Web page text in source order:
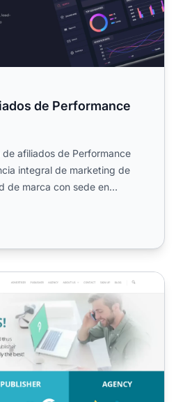
de Performance
afiliados de Performance
integral de marketing de
de marca con sede en
Performance Bay